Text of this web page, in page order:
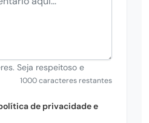
Seja respeitoso e
1000 caracteres restantes
de privacidade e